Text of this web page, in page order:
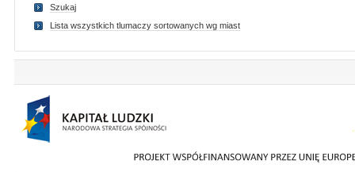
Szukaj
Lista wszystkich tlumaczy sortowanych wg miast